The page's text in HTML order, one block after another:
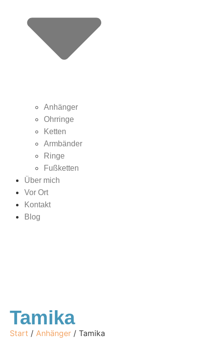
Anhänger
Ohrringe
Ketten
Armbänder
Ringe
Fußketten
Über mich
Vor Ort
Kontakt
Blog
Tamika
Start / Anhänger / Tamika